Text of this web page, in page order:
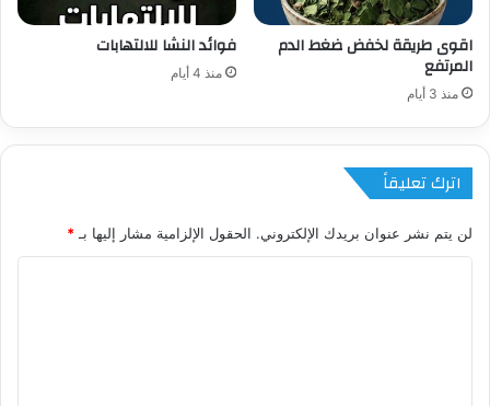
اقوى طريقة لخفض ضغط الدم
المرتفع
منذ 3 أيام
فوائد النشا للالتهابات
منذ 4 أيام
اترك تعليقاً
لن يتم نشر عنوان بريدك الإلكتروني. الحقول الإلزامية مشار إليها بـ *